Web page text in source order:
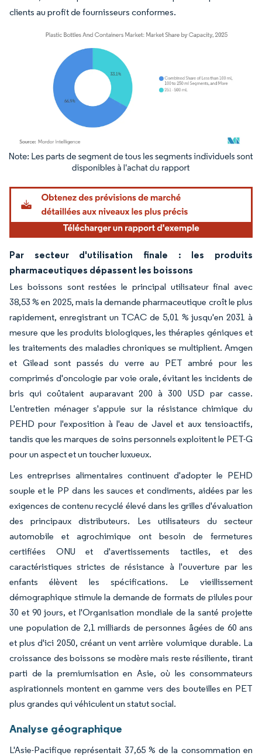
clients au profit de fournisseurs conformes.
Image © Mordor Intelligence. La réutilisation nécessite une attribution sous CC BY
Par secteur d'utilisation finale : les produits
pharmaceutiques dépassent les boissons
Les boissons sont restées le principal utilisateur final avec
38,53 % en 2025, mais la demande pharmaceutique croît le plus
rapidement, enregistrant un TCAC de 5,01 % jusqu'en 2031 à
mesure que les produits biologiques, les thérapies géniques et
les traitements des maladies chroniques se multiplient. Amgen
et Gilead sont passés du verre au PET ambré pour les
comprimés d'oncologie par voie orale, évitant les incidents de
bris qui coûtaient auparavant 200 à 300 USD par casse.
L'entretien ménager s'appuie sur la résistance chimique du
PEHD pour l'exposition à l'eau de Javel et aux tensioactifs,
tandis que les marques de soins personnels exploitent le PET-G
pour un aspect et un toucher luxueux.
Les entreprises alimentaires continuent d'adopter le PEHD
souple et le PP dans les sauces et condiments, aidées par les
exigences de contenu recyclé élevé dans les grilles d'évaluation
des principaux distributeurs. Les utilisateurs du secteur
automobile et agrochimique ont besoin de fermetures
certifiées ONU et d'avertissements tactiles, et des
caractéristiques strictes de résistance à l'ouverture par les
enfants élèvent les spécifications. Le vieillissement
démographique stimule la demande de formats de pilules pour
30 et 90 jours, et l'Organisation mondiale de la santé projette
une population de 2,1 milliards de personnes âgées de 60 ans
et plus d'ici 2050, créant un vent arrière volumique durable. La
croissance des boissons se modère mais reste résiliente, tirant
parti de la premiumisation en Asie, où les consommateurs
aspirationnels montent en gamme vers des bouteilles en PET
plus grandes qui véhiculent un statut social.
Analyse géographique
L'Asie-Pacifique représentait 37,65 % de la consommation en